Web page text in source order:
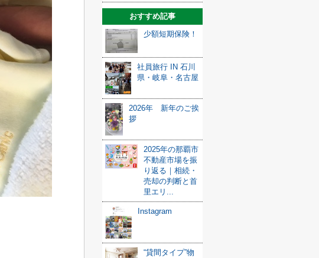
おすすめ記事
少額短期保険！
社員旅行 IN 石川
県・岐阜・名古屋
2026年 新年のご挨
拶
2025年の那覇市
不動産市場を振
り返る｜相続・
売却の判断と首
里エリ...
Instagram
“貸間タイプ”物